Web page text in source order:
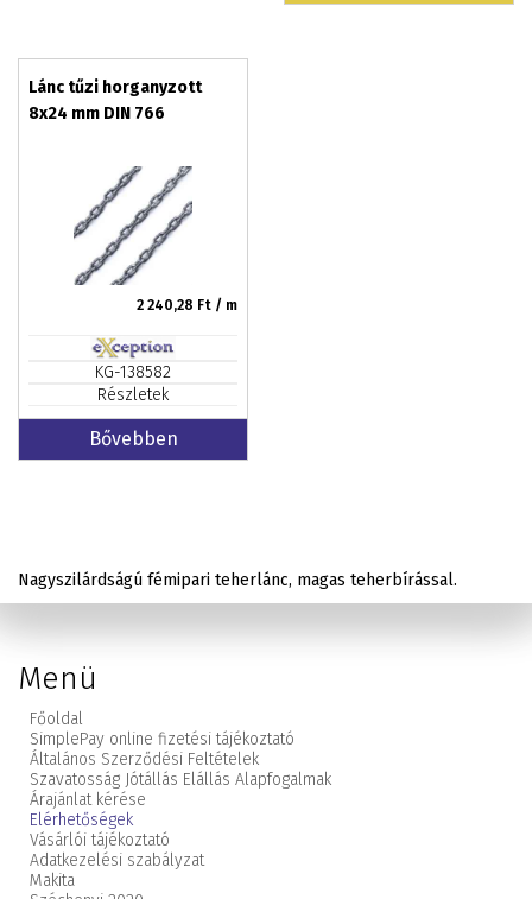
Lánc tűzi horganyzott
8x24 mm DIN 766
2 240,28 Ft / m
KG-138582
Részletek
Bővebben
Nagyszilárdságú fémipari teherlánc, magas teherbírással.
Menü
Főoldal
SimplePay online fizetési tájékoztató
Általános Szerződési Feltételek
Szavatosság Jótállás Elállás Alapfogalmak
Árajánlat kérése
Elérhetőségek
Vásárlói tájékoztató
Adatkezelési szabályzat
Makita